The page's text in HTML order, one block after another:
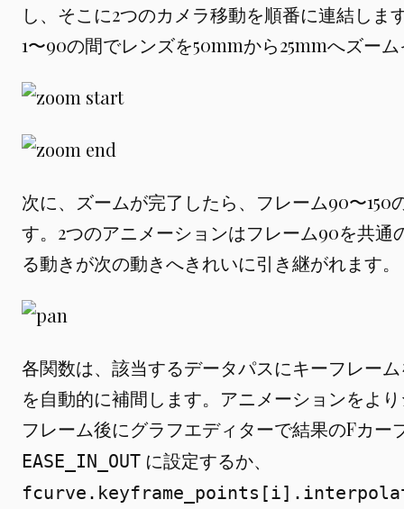
し、そこに2つのカメラ移動を順番に連結しま
1〜90の間でレンズを50mmから25mmへズー
次に、ズームが完了したら、フレーム90〜
す。2つのアニメーションはフレーム90を共
る動きが次の動きへきれいに引き継がれます。
各関数は、該当するデータパスにキーフレー
を自動的に補間します。アニメーションをよ
フレーム後にグラフエディターで結果のFカー
EASE_IN_OUT に設定するか、